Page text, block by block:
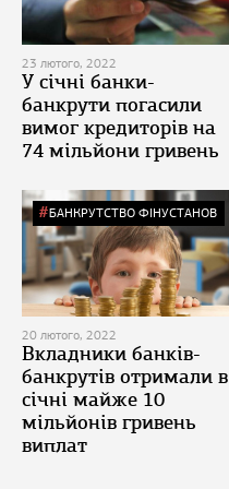
23 лютого, 2022
У січні банки-
банкрути погасили
вимог кредиторів на
74 мільйони гривень
БАНКРУТСТВО ФІНУСТАНОВ
20 лютого, 2022
Вкладники банків-
банкрутів отримали в
січні майже 10
мільйонів гривень
виплат